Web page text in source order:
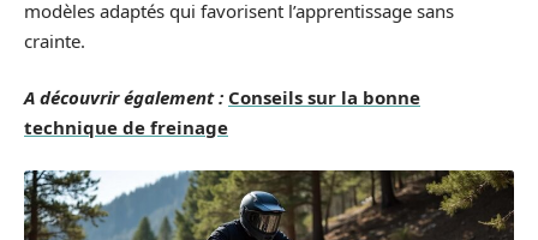
modèles adaptés qui favorisent l’apprentissage sans
crainte.
A découvrir également : Conseils sur la bonne
technique de freinage